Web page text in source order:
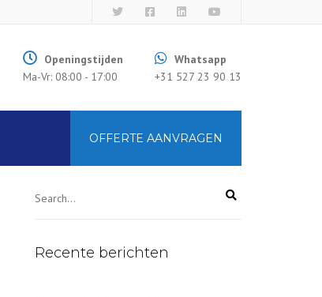
Openingstijden
Ma-Vr: 08:00 - 17:00
Whatsapp
+31 527 23 90 13
OFFERTE AANVRAGEN
Recente berichten